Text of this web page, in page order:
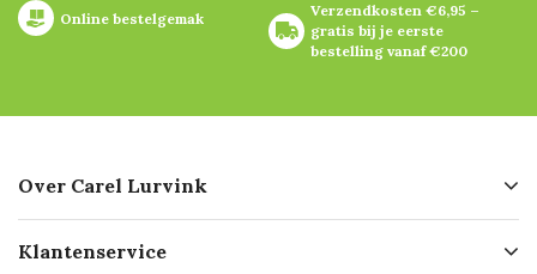
Online bestelgemak
Verzendkosten €6,95 –
gratis bij je eerste
bestelling vanaf €200
Over Carel Lurvink
Geschiedenis
Klantenservice